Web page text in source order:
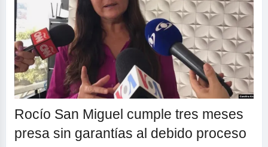
Rocío San Miguel cumple tres meses
presa sin garantías al debido proceso